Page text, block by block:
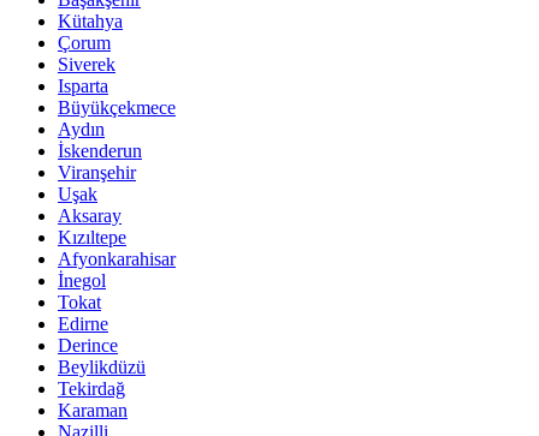
Kütahya
Çorum
Siverek
Isparta
Büyükçekmece
Aydın
İskenderun
Viranşehir
Uşak
Aksaray
Kızıltepe
Afyonkarahisar
İnegol
Tokat
Edirne
Derince
Beylikdüzü
Tekirdağ
Karaman
Nazilli